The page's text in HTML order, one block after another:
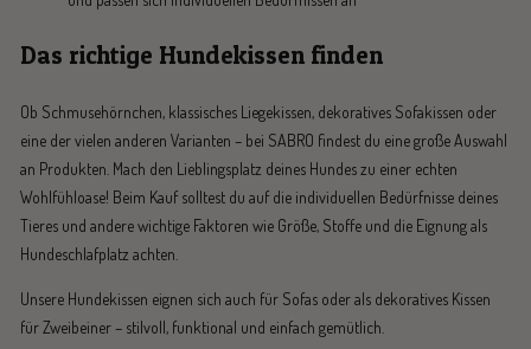
Das richtige Hundekissen finden
Ob Schmusehörnchen, klassisches Liegekissen, dekoratives Sofakissen oder
eine der vielen anderen Varianten – bei SABRO findest du eine große Auswahl
an Produkten. Mach den Lieblingsplatz deines Hundes zu einer echten
Wohlfühloase! Beim Kauf solltest du auf die individuellen Bedürfnisse deines
Tieres und andere wichtige Faktoren wie Größe, Stoffe und die Eignung als
Hundeschlafplatz achten.
Unsere Hundekissen eignen sich auch für Sofas oder als dekoratives Kissen
für Zweibeiner – stilvoll, funktional und einfach gemütlich.